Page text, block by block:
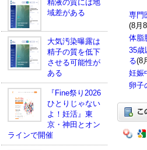
精液の質には地
域差がある
大気汚染曝露は
精子の質を低下
させる可能性が
ある
『Fine祭り2026
ひとりじゃない
よ！妊活』東
京・神田とオン
ラインで開催
専門
(8月
体脂
35歳
る(8
妊娠
卵子